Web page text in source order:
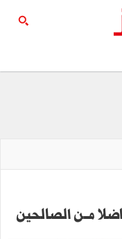
مــن الصالحين